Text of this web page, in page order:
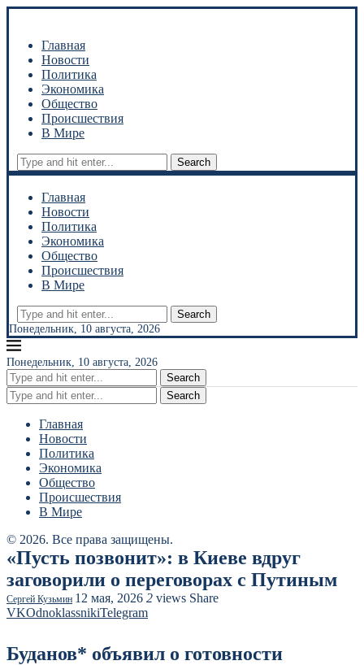
Главная
Новости
Политика
Экономика
Общество
Происшествия
В Мире
Search
Главная
Новости
Политика
Экономика
Общество
Происшествия
В Мире
Search
Понедельник, 10 августа, 2026
Понедельник, 10 августа, 2026
Search
Search
Главная
Новости
Политика
Экономика
Общество
Происшествия
В Мире
© 2026. Все права защищены.
«Пусть позвонит»: в Киеве вдруг
заговорили о переговорах с Путиным
Сергей Кузьмин 12 мая, 2026 2 views Share
VKOdnoklassnikiTelegram
Буданов* объявил о готовности